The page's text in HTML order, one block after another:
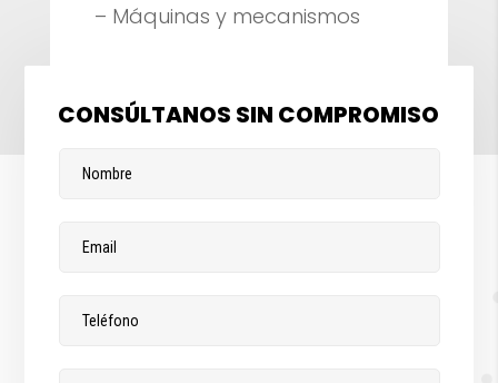
– Máquinas y mecanismos
CONSÚLTANOS SIN COMPROMISO